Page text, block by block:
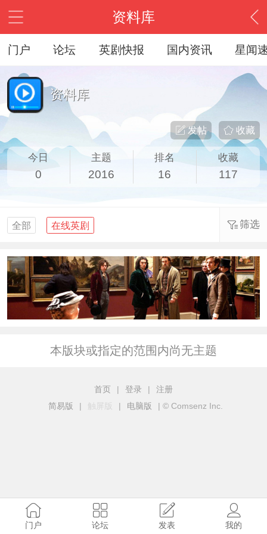
资料库
门户 论坛 英剧快报 国内资讯 星闻
资料库
收藏
发帖
今日
0
主题
2016
排名
16
收藏
117
全部 在线英剧 筛选
本版块或指定的范围内尚无主题
首页 | 登录 |
注册
简易版
| 触屏版 | 电脑版 | © Comsenz Inc.
门户 论坛 发表 我的